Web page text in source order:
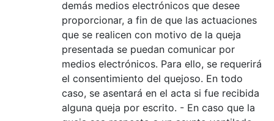
demás medios electrónicos que desee
proporcionar, a fin de que las actuaciones
que se realicen con motivo de la queja
presentada se puedan comunicar por
medios electrónicos. Para ello, se requerirá
el consentimiento del quejoso. En todo
caso, se asentará en el acta si fue recibida
alguna queja por escrito. - En caso que la